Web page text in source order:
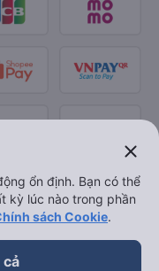
close
ổn định. Bạn có thể
kỳ lúc nào trong phần
sách Cookie.